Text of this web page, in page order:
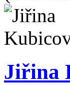
Jiřina